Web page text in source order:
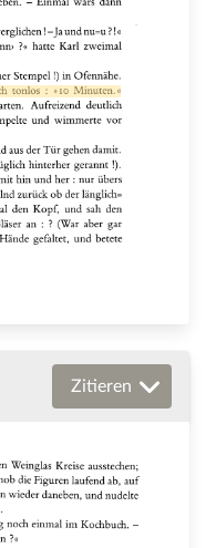
Zitieren